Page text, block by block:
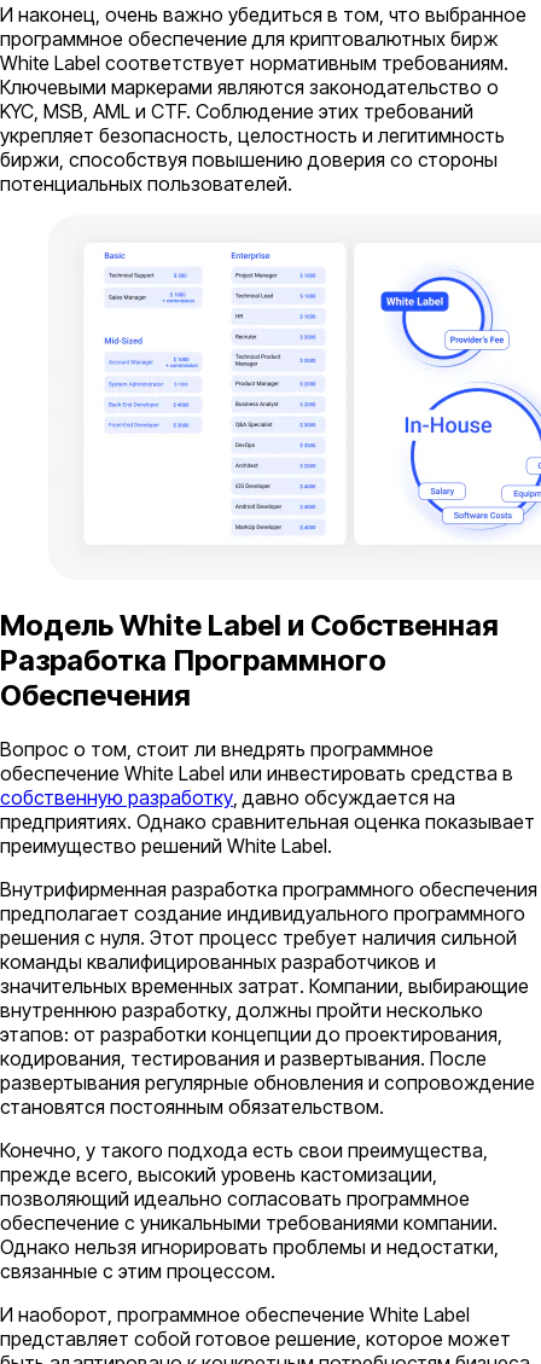
И наконец, очень важно убедиться в том, что выбранное
программное обеспечение для криптовалютных бирж
White Label соответствует нормативным требованиям.
Ключевыми маркерами являются законодательство о
KYC, MSB, AML и CTF. Соблюдение этих требований
укрепляет безопасность, целостность и легитимность
биржи, способствуя повышению доверия со стороны
потенциальных пользователей.
Модель White Label и Собственная
Разработка Программного
Обеспечения
Вопрос о том, стоит ли внедрять программное
обеспечение White Label или инвестировать средства в
собственную разработку, давно обсуждается на
предприятиях. Однако сравнительная оценка показывает
преимущество решений White Label.
Внутрифирменная разработка программного обеспечения
предполагает создание индивидуального программного
решения с нуля. Этот процесс требует наличия сильной
команды квалифицированных разработчиков и
значительных временных затрат. Компании, выбирающие
внутреннюю разработку, должны пройти несколько
этапов: от разработки концепции до проектирования,
кодирования, тестирования и развертывания. После
развертывания регулярные обновления и сопровождение
становятся постоянным обязательством.
Конечно, у такого подхода есть свои преимущества,
прежде всего, высокий уровень кастомизации,
позволяющий идеально согласовать программное
обеспечение с уникальными требованиями компании.
Однако нельзя игнорировать проблемы и недостатки,
связанные с этим процессом.
И наоборот, программное обеспечение White Label
представляет собой готовое решение, которое может